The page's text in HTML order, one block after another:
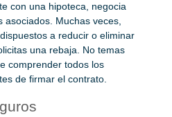
con una hipoteca, negocia
asociados. Muchas veces,
a reducir o eliminar
una rebaja. No temas
comprender todos los
de firmar el contrato.